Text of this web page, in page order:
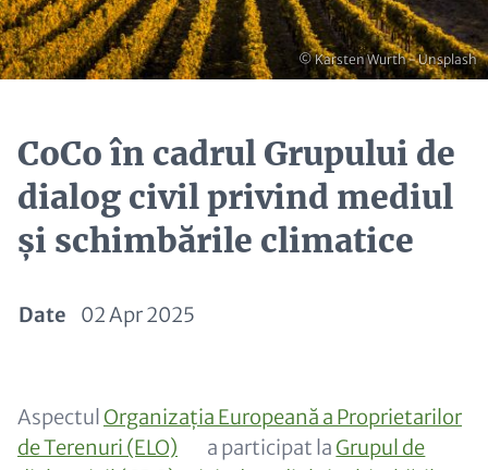
Copyright
© Karsten Wurth - Unsplash
CoCo în cadrul Grupului de
dialog civil privind mediul
și schimbările climatice
Date 02 Apr 2025
Paragraphs
Content
Aspectul Organizația Europeană a Proprietarilor
de Terenuri (ELO)
a participat la Grupul de